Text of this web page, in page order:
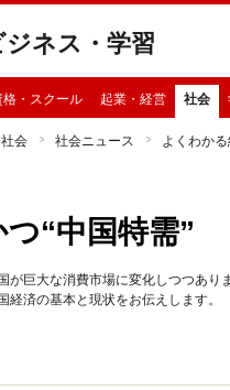
ジネス・学習
格・スクール 起業・経営 社会
社会 社会ニュース よくわか
“中国特需”
が巨大な消費市場に変化しつつあ
済の基本と現状をお伝えします。